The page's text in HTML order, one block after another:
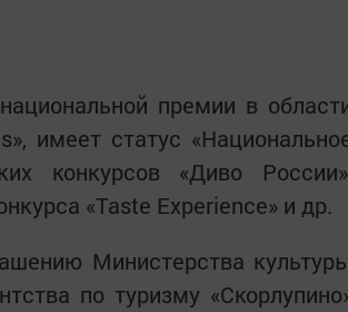
премии в
имеет статус
конкурсов «Диво
«Taste Experience» и др.
Министерства
по туризму